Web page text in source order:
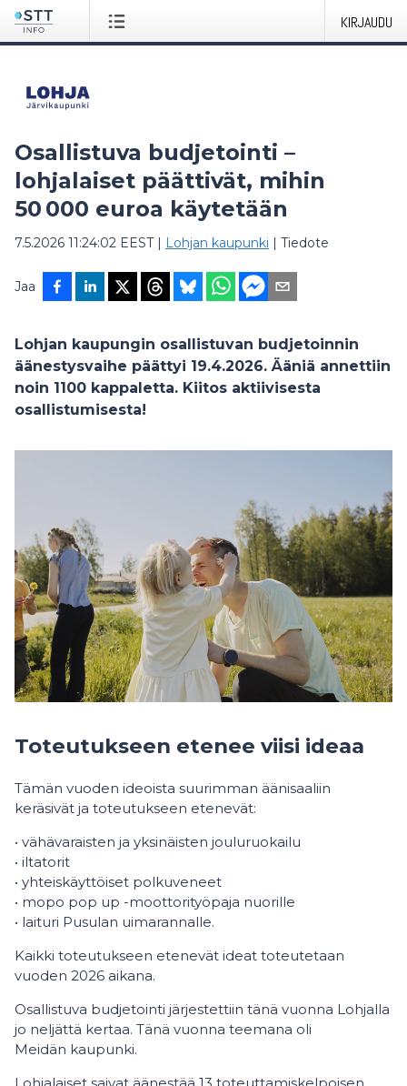
KIRJAUDU
Osallistuva budjetointi –
lohjalaiset päättivät, mihin
50 000 euroa käytetään
7.5.2026 11:24:02 EEST| Lohjan kaupunki | Tiedote
Jaa
Lohjan kaupungin osallistuvan budjetoinnin
äänestysvaihe päättyi 19.4.2026. Ääniä annettiin
noin 1100 kappaletta. Kiitos aktiivisesta
osallistumisesta!
Toteutukseen etenee viisi ideaa
Tämän vuoden ideoista suurimman äänisaaliin
keräsivät ja toteutukseen etenevät:
• vähävaraisten ja yksinäisten jouluruokailu
• iltatorit
• yhteiskäyttöiset polkuveneet
• mopo pop up -moottorityöpaja nuorille
• laituri Pusulan uimarannalle.
Kaikki toteutukseen etenevät ideat toteutetaan
vuoden 2026 aikana.
Osallistuva budjetointi järjestettiin tänä vuonna Lohjalla
jo neljättä kertaa. Tänä vuonna teemana oli
Meidän kaupunki.
Lohjalaiset saivat äänestää 13 toteuttamiskelpoisen